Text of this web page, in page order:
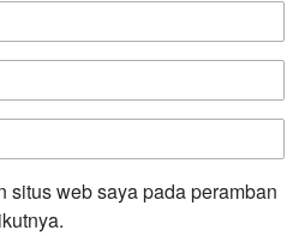
situs web saya pada peramban